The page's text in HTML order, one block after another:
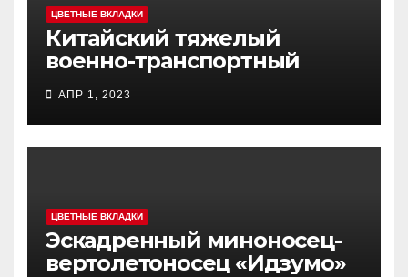
ЦВЕТНЫЕ ВКЛАДКИ
Китайский тяжелый
военно-транспортный
(«ЮНЬ-20») «Куньпин»
АПР 1, 2023
ЦВЕТНЫЕ ВКЛАДКИ
Эскадренный миноносец-
вертолетоносец «Идзумо»